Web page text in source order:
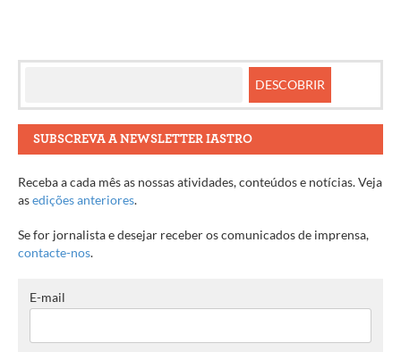
SUBSCREVA A NEWSLETTER IASTRO
Receba a cada mês as nossas atividades, conteúdos e notícias. Veja
asedições anteriores.
Se for jornalista e desejar receber os comunicados de imprensa,
contacte-nos.
E-mail